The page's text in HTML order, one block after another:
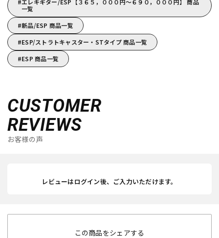
一覧
新品/ESP 商品一覧
ESP/ストラトキャスター・STタイプ 商品一覧
ESP 商品一覧
CUSTOMER
REVIEWS
お客様の声
レビューはログイン後、ご入力いただけます。
この商品をシェアする